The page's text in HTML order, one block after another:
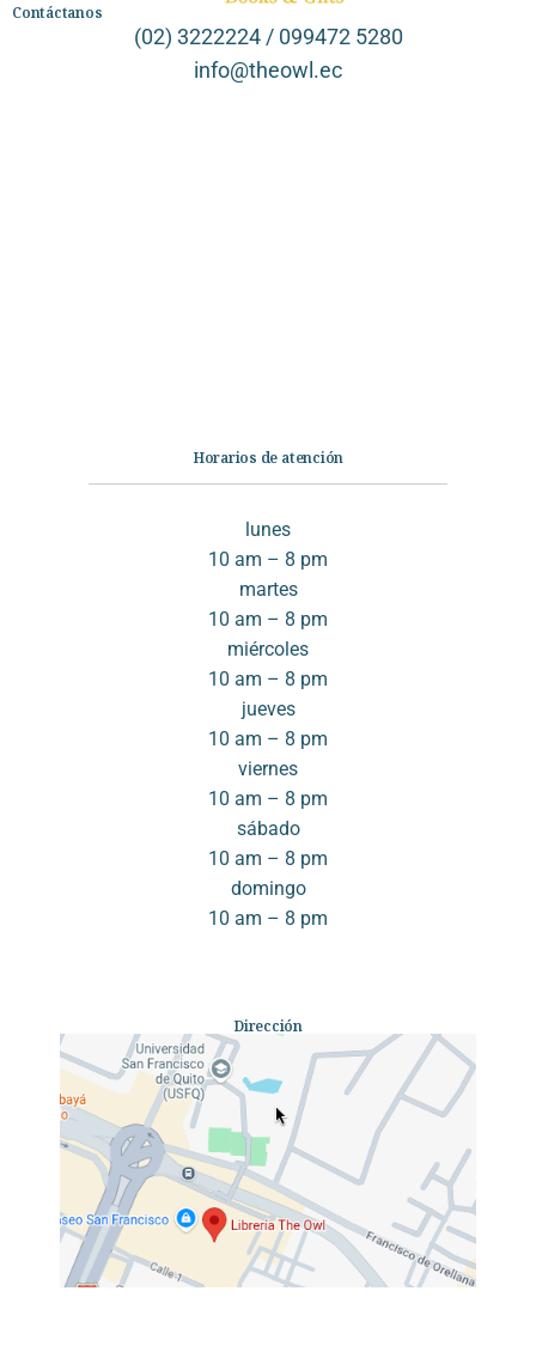
Contáctanos
(02) 3222224 / 099472 5280
info@theowl.ec
Horarios de atención
lunes
10 am – 8 pm
martes
10 am – 8 pm
miércoles
10 am – 8 pm
jueves
10 am – 8 pm
viernes
10 am – 8 pm
sábado
10 am – 8 pm
domingo
10 am – 8 pm
Dirección